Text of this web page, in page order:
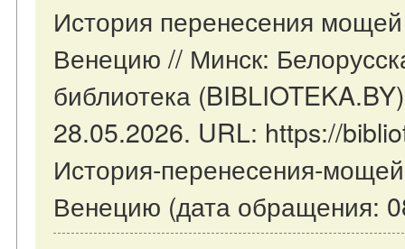
История перенесения
Венецию // Минск:
библиотека
28.05.2026. URL: https://
История-перенесения-
Венецию (дата обращения: